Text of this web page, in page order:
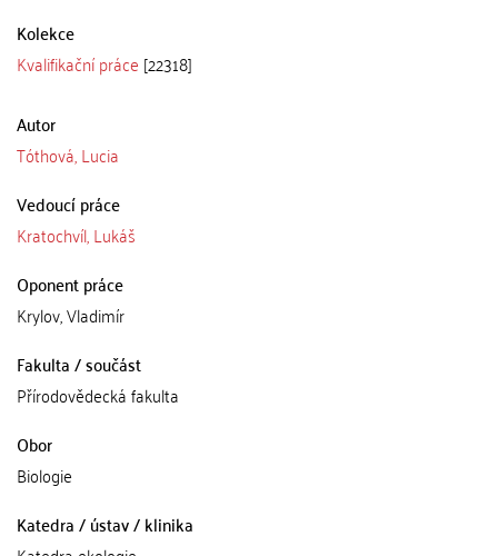
Kolekce
Kvalifikační práce [22318]
Autor
Tóthová, Lucia
Vedoucí práce
Kratochvíl, Lukáš
Oponent práce
Krylov, Vladimír
Fakulta / součást
Přírodovědecká fakulta
Obor
Biologie
Katedra / ústav / klinika